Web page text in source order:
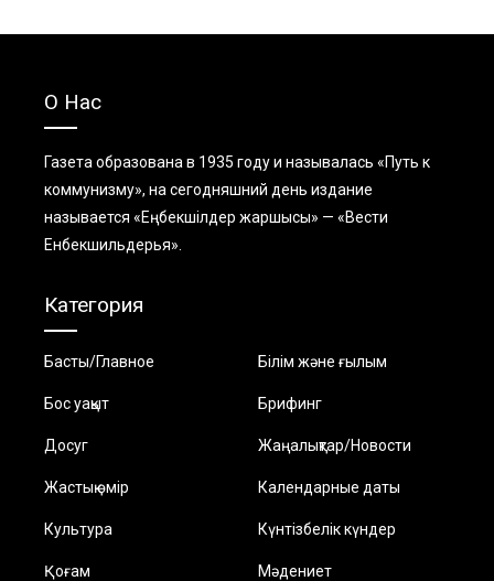
О Нас
Газета образована в 1935 году и называлась «Путь к
коммунизму», на сегодняшний день издание
называется «Еңбекшiлдер жаршысы» — «Вести
Енбекшильдерья».
Категория
Басты/Главное Білім және ғылым
Бос уақыт Брифинг
Досуг Жаңалықтар/Новости
Жастық өмір Календарные даты
Культура Күнтізбелік күндер
Қоғам Мәдениет